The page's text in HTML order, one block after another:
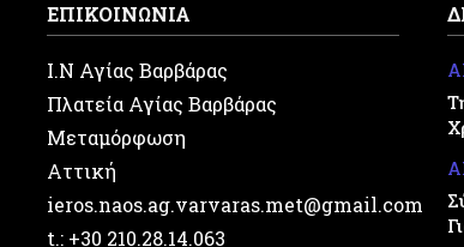
ΕΠΙΚΟΙΝΩΝΙΑ
Ι.Ν Αγίας Βαρβάρας
Πλατεία Αγίας Βαρβάρας
Μεταμόρφωση
Αττική
ieros.naos.ag.varvaras.met@gmail.com
t.: +30 210.28.14.063